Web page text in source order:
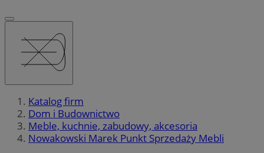
Katalog firm
Dom i Budownictwo
Meble, kuchnie, zabudowy, akcesoria
Nowakowski Marek Punkt Sprzedaży Mebli